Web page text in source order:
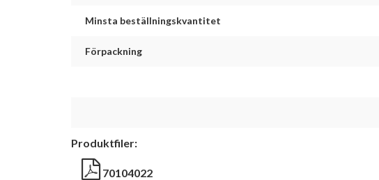
Minsta beställningskvantitet
Förpackning
Produktfiler:
70104022